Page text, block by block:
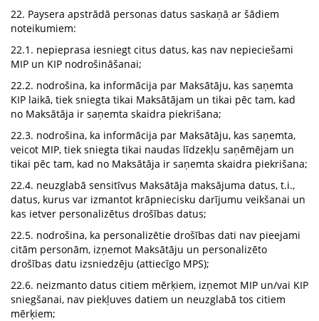
22. Paysera apstrādā personas datus saskaņā ar šādiem
noteikumiem:
22.1. nepieprasa iesniegt citus datus, kas nav nepieciešami
MIP un KIP nodrošināšanai;
22.2. nodrošina, ka informācija par Maksātāju, kas saņemta
KIP laikā, tiek sniegta tikai Maksātājam un tikai pēc tam, kad
no Maksātāja ir saņemta skaidra piekrišana;
22.3. nodrošina, ka informācija par Maksātāju, kas saņemta,
veicot MIP, tiek sniegta tikai naudas līdzekļu saņēmējam un
tikai pēc tam, kad no Maksātāja ir saņemta skaidra piekrišana;
22.4. neuzglabā sensitīvus Maksātāja maksājuma datus, t.i.,
datus, kurus var izmantot krāpniecisku darījumu veikšanai un
kas ietver personalizētus drošības datus;
22.5. nodrošina, ka personalizētie drošības dati nav pieejami
citām personām, izņemot Maksātāju un personalizēto
drošības datu izsniedzēju (attiecīgo MPS);
22.6. neizmanto datus citiem mērķiem, izņemot MIP un/vai KIP
sniegšanai, nav piekļuves datiem un neuzglabā tos citiem
mērķiem;